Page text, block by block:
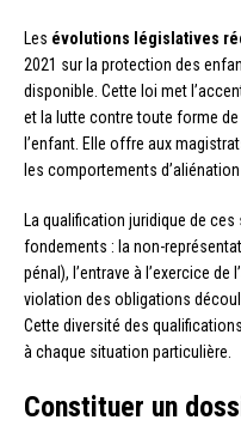
Les évolutions législatives
2021 sur la protection des
disponible. Cette loi met
et la lutte contre toute forme
l’enfant. Elle offre aux
les comportements
La qualification juridique de
fondements : la non-
pénal), l’entrave à l’exercice
violation des obligations
Cette diversité des
à chaque situation particulière.
Constituer un